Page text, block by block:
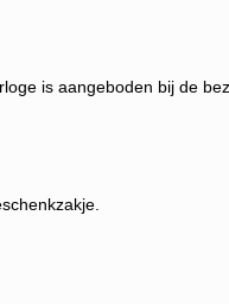
is aangeboden bij de